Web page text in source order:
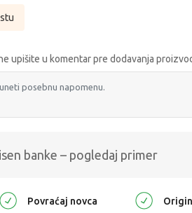
upišite u komentar pre dodavanja
banke – pogledaj primer
Povraćaj novca